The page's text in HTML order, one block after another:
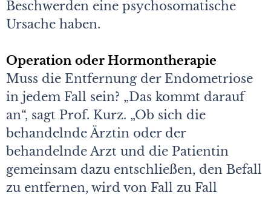
Beschwerden eine psychosomatische
Ursache haben.
Operation oder Hormontherapie
Muss die Entfernung der Endometriose
in jedem Fall sein? „Das kommt darauf
an“, sagt Prof. Kurz. „Ob sich die
behandelnde Ärztin oder der
behandelnde Arzt und die Patientin
gemeinsam dazu entschließen, den Befall
zu entfernen, wird von Fall zu Fall